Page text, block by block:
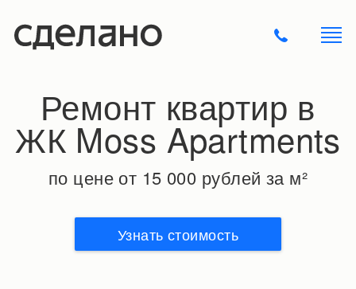
Ремонт квартир в
ЖК Moss Apartments
по цене от 15 000 рублей за м²
Узнать стоимость